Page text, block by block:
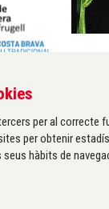
Palafrugell
per al correcte
per obtenir
hàbits de